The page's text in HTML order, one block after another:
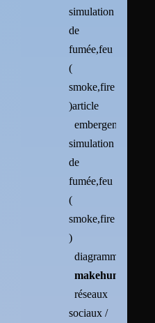
simulation
de
fumée,feu
(
smoke,fire
)article
embergen :
simulation
de
fumée,feu
(
smoke,fire
)
diagrammes
makehuman
réseaux
sociaux /